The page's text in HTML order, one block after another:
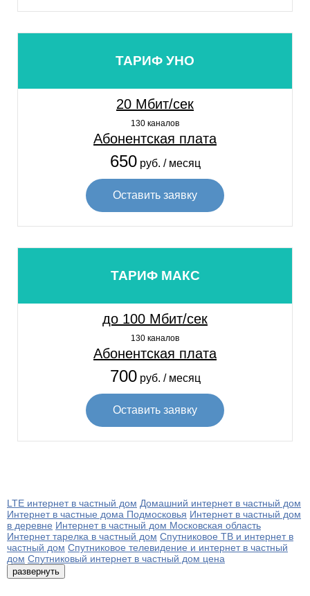
ТАРИФ УНО
20 Мбит/сек
130 каналов
Абонентская плата
650руб. / месяц
Оставить заявку
ТАРИФ МАКС
до 100 Мбит/сек
130 каналов
Абонентская плата
700руб. / месяц
Оставить заявку
LTE интернет в частный дом Домашний интернет в частный дом
Интернет в частные дома Подмосковья Интернет в частный дом
в деревне Интернет в частный дом Московская область
Интернет тарелка в частный дом Спутниковое ТВ и интернет в
частный дом Спутниковое телевидение и интернет в частный
дом Спутниковый интернет в частный дом цена
развернуть